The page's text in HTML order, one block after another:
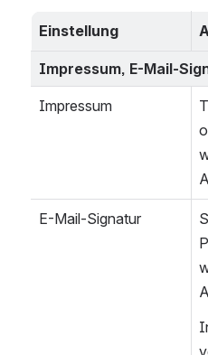
Einstellung
Impressum, E-Mail-
Impressum
E-Mail-Signatur